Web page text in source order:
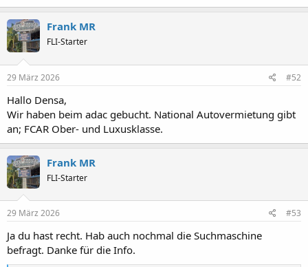
Frank MR
FLI-Starter
29 März 2026 #52
Hallo Densa,
Wir haben beim adac gebucht. National Autovermietung gibt
an; FCAR Ober- und Luxusklasse.
Frank MR
FLI-Starter
29 März 2026 #53
Ja du hast recht. Hab auch nochmal die Suchmaschine
befragt. Danke für die Info.